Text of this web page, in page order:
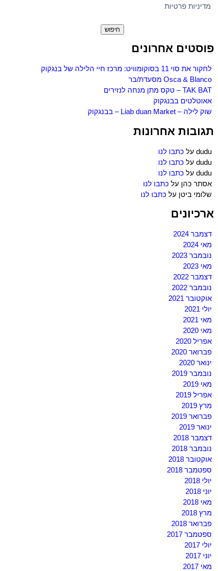
מדיניות פרטיות
פוסטים אחרונים
לחקור את סוי 11 בסוקומוויט: מרכז חיי הלילה של בנגקוק
Osca & Blanco מסעדת/בר
TAK BAT – טקס מתן מנחה לנזירים
אאוטלטים בבנגקוק
שוק לילה – Liab duan Market – בבנגקוק
תגובות אחרונות
dudu על כתבו לנו
dudu על כתבו לנו
dudu על כתבו לנו
אסתר כהן על כתבו לנו
שלומי ביטן על כתבו לנו
ארכיונים
דצמבר 2024
מאי 2024
נובמבר 2023
מאי 2023
דצמבר 2022
נובמבר 2022
אוקטובר 2021
יולי 2021
מאי 2021
מאי 2020
אפריל 2020
פברואר 2020
ינואר 2020
נובמבר 2019
מאי 2019
אפריל 2019
מרץ 2019
פברואר 2019
ינואר 2019
דצמבר 2018
נובמבר 2018
אוקטובר 2018
ספטמבר 2018
יולי 2018
יוני 2018
מאי 2018
מרץ 2018
פברואר 2018
ספטמבר 2017
יולי 2017
יוני 2017
מאי 2017